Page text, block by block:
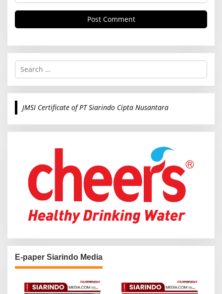
S
r
c
o
JMSI Certificate of PT Siarindo Cipta Nusantara
E-paper Siarindo Media